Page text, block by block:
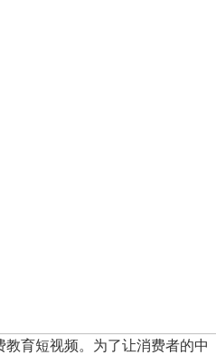
育短视频。为了让消费者的中